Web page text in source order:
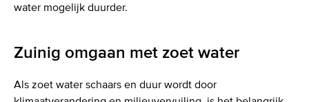
water mogelijk duurder.
Zuinig omgaan met zoet water
Als zoet water schaars en duur wordt door